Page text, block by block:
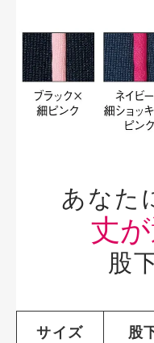
あなた
丈
股
サイズ 股